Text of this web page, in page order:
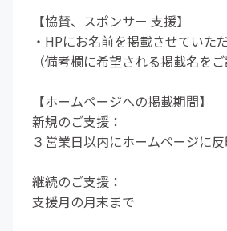
【協賛、スポンサー 支援】
・HPにお名前を掲載させていた
（備考欄に希望される掲載名をご
【ホームページへの掲載期間】
新規のご支援：
３営業日以内にホームページに
継続のご支援：
支援月の月末まで